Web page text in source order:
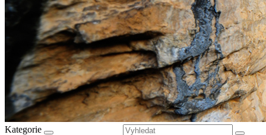
Kategorie